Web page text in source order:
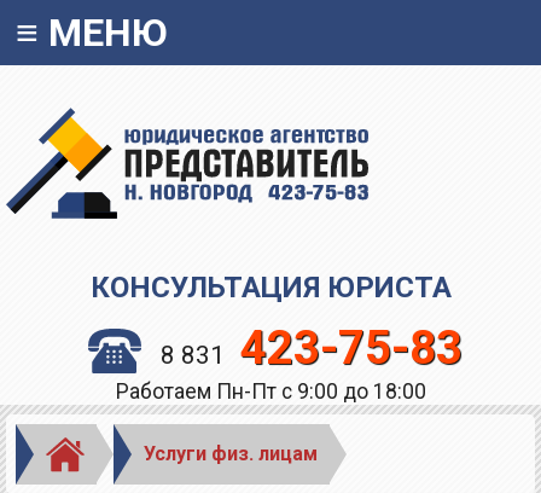
КОНСУЛЬТАЦИЯ ЮРИСТА
8 831 423-75-83
Работаем Пн-Пт с 9:00 до 18:00
≡ МЕНЮ
Услуги физ. лицам